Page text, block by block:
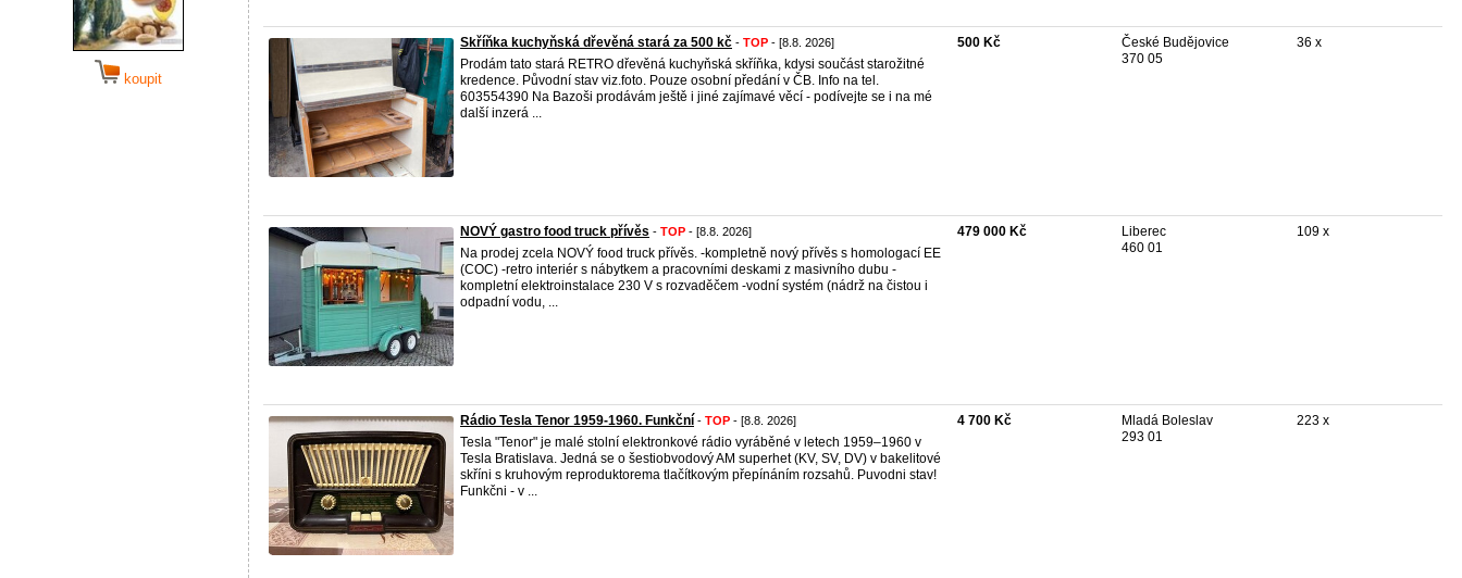
koupit
Skříňka kuchyňská dřevěná stará za 500 kč - TOP - [8.8. 2026]
Prodám tato stará RETRO dřevěná kuchyňská skříňka, kdysi součást starožitné
kredence. Původní stav viz.foto. Pouze osobní předání v ČB. Info na tel.
603554390 Na Bazoši prodávám ještě i jiné zajímavé věcí - podívejte se i na mé
další inzerá ...
500 Kč
České Budějovice
370 05
36 x
NOVÝ gastro food truck přívěs - TOP - [8.8. 2026]
Na prodej zcela NOVÝ food truck přívěs. -kompletně nový přívěs s homologací EE
(COC) -retro interiér s nábytkem a pracovními deskami z masivního dubu -
kompletní elektroinstalace 230 V s rozvaděčem -vodní systém (nádrž na čistou i
odpadní vodu, ...
479 000 Kč
Liberec
460 01
109 x
Rádio Tesla Tenor 1959-1960. Funkční - TOP - [8.8. 2026]
Tesla "Tenor" je malé stolní elektronkové rádio vyráběné v letech 1959–1960 v
Tesla Bratislava. Jedná se o šestiobvodový AM superhet (KV, SV, DV) v bakelitové
skříni s kruhovým reproduktorema tlačítkovým přepínáním rozsahů. Puvodni stav!
Funkčni - v ...
4 700 Kč
Mladá Boleslav
293 01
223 x